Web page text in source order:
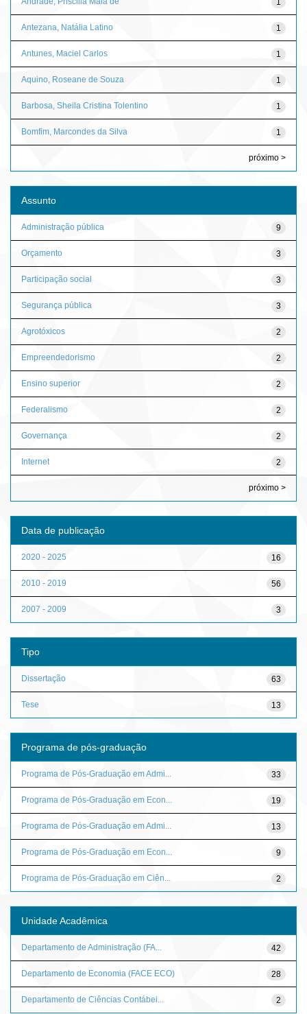
1
Antezana, Natália Latino
1
Antunes, Maciel Carlos
1
Aquino, Roseane de Souza
1
Barbosa, Sheila Cristina Tolentino
1
Bomfim, Marcondes da Silva
próximo >
Assunto
9
Administração pública
3
Orçamento
3
Participação social
3
Segurança pública
2
Agrotóxicos
2
Empreendedorismo
2
Ensino superior
2
Federalismo
2
Governança
2
Internet
próximo >
Data de publicação
16
2020 - 2025
56
2010 - 2019
3
2007 - 2009
Tipo
63
Dissertação
13
Tese
Programa de pós-graduação
33
Programa de Pós-Graduação em Admi...
19
Programa de Pós-Graduação em Econ...
13
Programa de Pós-Graduação em Admi...
9
Programa de Pós-Graduação em Econ...
2
Programa de Pós-Graduação em Ciên...
Unidade Acadêmica
42
Departamento de Administração (FA...
28
Departamento de Economia (FACE ECO)
2
Departamento de Ciências Contábei...